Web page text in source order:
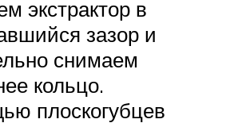
экстрактор в
зазор и
снимаем
кольцо.
плоскогубцев